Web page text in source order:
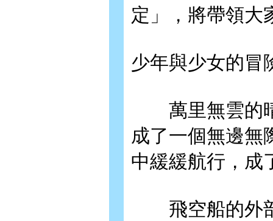
定」，將帶領大
少年與少女的冒
萬里無雲的晴
成了一個無邊無
中緩緩航行，成
飛空船的外部